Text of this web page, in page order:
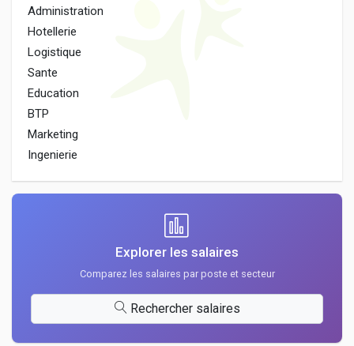
Administration
Hotellerie
Logistique
Sante
Education
BTP
Marketing
Ingenierie
Explorer les salaires
Comparez les salaires par poste et secteur
Rechercher salaires